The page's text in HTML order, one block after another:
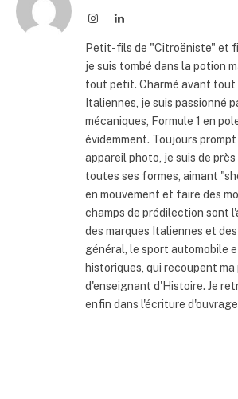
InstagramLinkedIn
Petit-fils de "Citroëniste" et
je suis tombé dans la potion
tout petit. Charmé avant tout
Italiennes, je suis passionné
mécaniques, Formule 1 en
évidemment. Toujours
appareil photo, je suis de
toutes ses formes, aimant
en mouvement et faire des
champs de prédilection sont
des marques Italiennes et
général, le sport automobile
historiques, qui recoupent
d'enseignant d'Histoire. Je
enfin dans l'écriture